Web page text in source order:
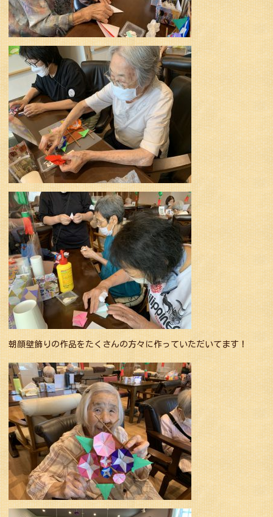
朝顔壁飾りの作品をたくさんの方々に作っていただいてます！